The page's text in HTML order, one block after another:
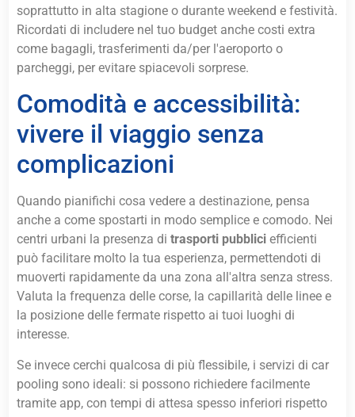
soprattutto in alta stagione o durante weekend e festività.
Ricordati di includere nel tuo budget anche costi extra
come bagagli, trasferimenti da/per l'aeroporto o
parcheggi, per evitare spiacevoli sorprese.
Comodità e accessibilità:
vivere il viaggio senza
complicazioni
Quando pianifichi cosa vedere a destinazione, pensa
anche a come spostarti in modo semplice e comodo. Nei
centri urbani la presenza ditrasporti pubblici efficienti
può facilitare molto la tua esperienza, permettendoti di
muoverti rapidamente da una zona all'altra senza stress.
Valuta la frequenza delle corse, la capillarità delle linee e
la posizione delle fermate rispetto ai tuoi luoghi di
interesse.
Se invece cerchi qualcosa di più flessibile, i servizi di car
pooling sono ideali: si possono richiedere facilmente
tramite app, con tempi di attesa spesso inferiori rispetto